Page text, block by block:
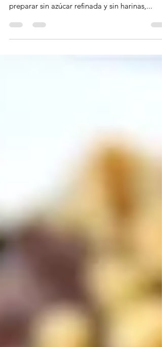
Esta es versión saludable y más deliciosa de la
preparar sin azúcar refinada y sin harinas,...